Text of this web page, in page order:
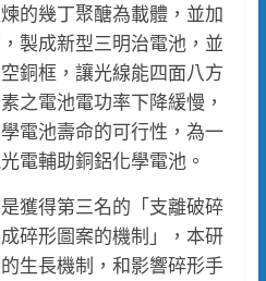
的幾丁聚醣為載體，並加
製成新型三明治電池，並
銅框，讓光線能四面八方
之電池電功率下降緩慢，
電池壽命的可行性，為一
電輔助銅鋁化學電池。
獲得第三名的「支離破碎
碎形圖案的機制」，本研
生長機制，和影響碎形手